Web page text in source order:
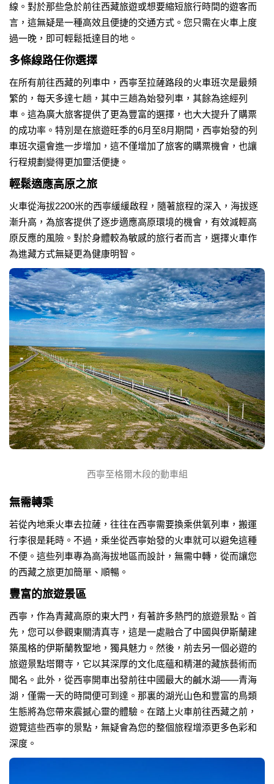
線。對於那些急於前往西藏旅遊或想要縮短旅行時間的遊客而
言，這無疑是一種高效且便捷的交通方式。您只需在火車上度
過一晚，即可輕鬆抵達目的地。
多條線路任你選擇
在所有前往西藏的列車中，西寧至拉薩路段的火車班次是最頻
繁的，每天多達七趟，其中三趟為始發列車，其餘為途經列
車。這為廣大旅客提供了更為豐富的選擇，也大大提升了購票
的成功率。特別是在旅遊旺季的6月至8月期間，西寧始發的列
車班次還會進一步增加，這不僅增加了旅客的購票機會，也讓
行程規劃變得更加靈活便捷。
輕鬆適應高原之旅
火車從海拔2200米的西寧緩緩啟程，隨著旅程的深入，海拔逐
漸升高，為旅客提供了逐步適應高原環境的機會，有效減輕高
原反應的風險。對於身體較為敏感的旅行者而言，選擇火車作
為進藏方式無疑更為健康明智。
西寧至格爾木段的動車組
無需轉乘
若從內地乘火車去拉薩，往往在西寧需要換乘供氧列車，搬運
行李很是耗時。不過，乘坐從西寧始發的火車就可以避免這種
不便。這些列車專為高海拔地區而設計，無需中轉，從而讓您
的西藏之旅更加簡單、順暢。
豐富的旅遊景區
西寧，作為青藏高原的東大門，有著許多熱門的旅遊景點。首
先，您可以參觀東關清真寺，這是一處融合了中國與伊斯蘭建
築風格的伊斯蘭教聖地，獨具魅力。然後，前去另一個必遊的
旅遊景點塔爾寺，它以其深厚的文化底蘊和精湛的藏族藝術而
聞名。此外，從西寧開車出發前往中國最大的鹹水湖——青海
湖，僅需一天的時間便可到達。那裏的湖光山色和豐富的鳥類
生態將為您帶來震撼心靈的體驗。在踏上火車前往西藏之前，
遊覽這些西寧的景點，無疑會為您的整個旅程增添更多色彩和
深度。